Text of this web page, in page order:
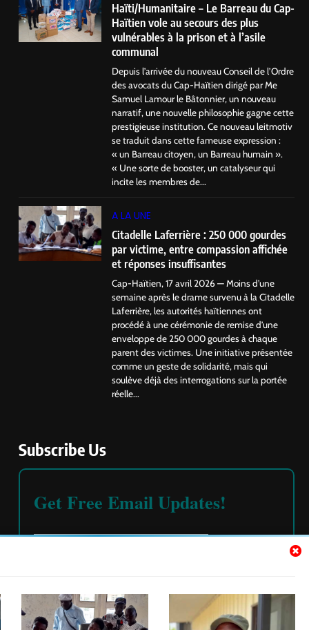
Haïti/Humanitaire – Le Barreau du Cap-
Haïtien vole au secours des plus
vulnérables à la prison et à l’asile
communal
Depuis l’arrivée du nouveau Conseil de l’Ordre
des avocats du Cap-Haïtien dirigé par Me
Samuel Lamour le Bâtonnier, un nouveau
narratif, une nouvelle philosophie gagne cette
prestigieuse institution. Ce nouveau leitmotiv
se traduit dans cette fameuse expression :
« un Barreau citoyen, un Barreau humain ».
« Une sorte de booster, un catalyseur qui
incite les membres de...
A LA UNE
Citadelle Laferrière : 250 000 gourdes
par victime, entre compassion affichée
et réponses insuffisantes
Cap-Haïtien, 17 avril 2026 — Moins d’une
semaine après le drame survenu à la Citadelle
Laferrière, les autorités haïtiennes ont
procédé à une cérémonie de remise d’une
enveloppe de 250 000 gourdes à chaque
parent des victimes. Une initiative présentée
comme un geste de solidarité, mais qui
soulève déjà des interrogations sur la portée
réelle...
Subscribe Us
Get Free Email Updates!